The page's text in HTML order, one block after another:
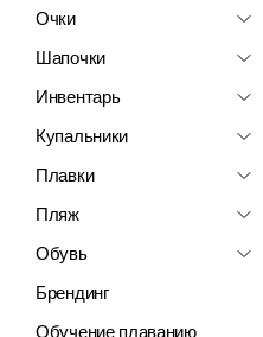
Очки
Шапочки
Инвентарь
Купальники
Плавки
Пляж
Обувь
Брендинг
Обучение плаванию